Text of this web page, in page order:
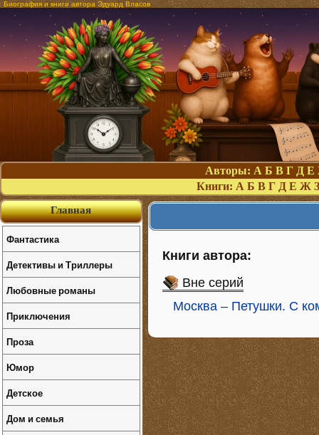
Биография и книги автора Эдуард Власов
Авторы: А Б В Г Д Е
Книги: А Б В Г Д Е Ж З
Книги автора:
Вне серий
Москва – Петушки. С
Главная
Фантастика
Детективы и Триллеры
Любовные романы
Приключения
Проза
Юмор
Детское
Дом и семья